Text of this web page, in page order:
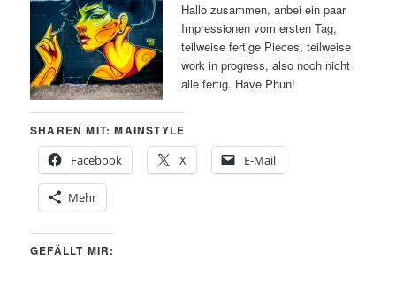
Hallo zusammen, anbei ein paar
Impressionen vom ersten Tag,
teilweise fertige Pieces, teilweise
work in progress, also noch nicht
alle fertig. Have Phun!
SHAREN MIT: MAINSTYLE
Facebook
X E-Mail
Mehr
GEFÄLLT MIR: